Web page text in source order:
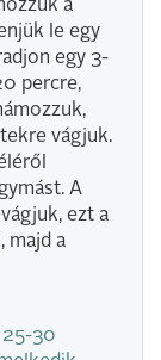
a
le egy
egy 3-
percre,
vágjuk.
A
ezt a
majd a
30